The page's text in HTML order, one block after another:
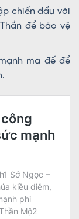
chiến đấu với
để bảo vệ
ma đế để